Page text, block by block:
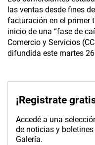
las ventas desde fines
facturación en el primer
inicio de una “fase de
Comercio y Servicios
difundida este martes
¡Registrate
Accedé a una
de noticias y
Galería.